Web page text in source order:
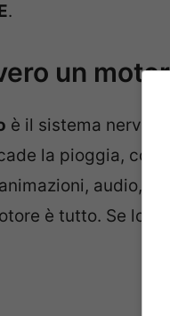
.
un
è il sistema
la pioggia,
audio,
è tutto. Se lo